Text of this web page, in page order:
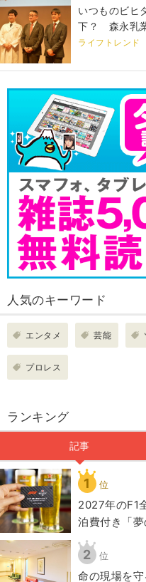
いつものビヒ
下？ 森永乳
ライフトレンド
人気のキーワード
エンタメ 芸能
プロレス
ランキング
記事
1 位
2027年のF1
泊費付き「
2 位
命の現場を